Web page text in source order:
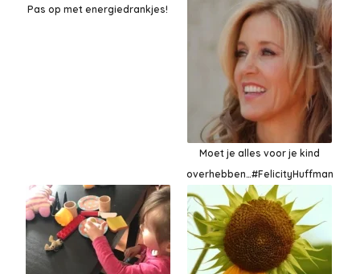
Pas op met energiedrankjes!
Moet je alles voor je kind
overhebben…#FelicityHuffman